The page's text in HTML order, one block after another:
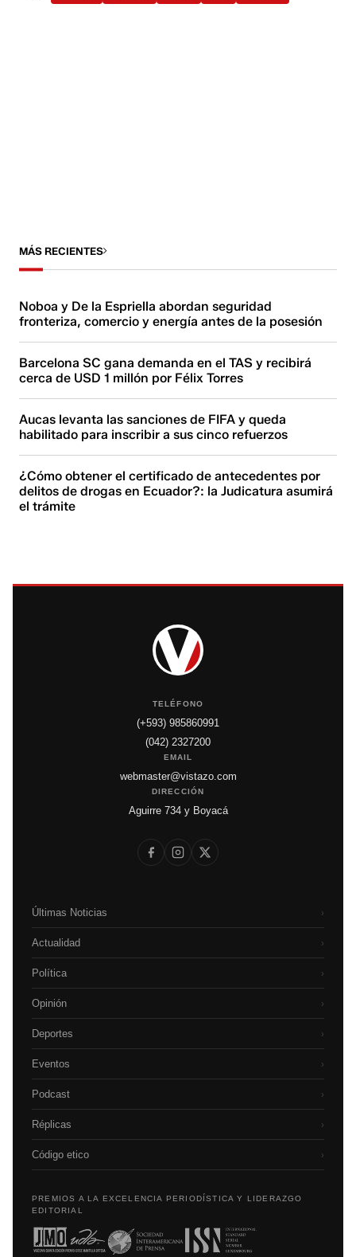
MÁS RECIENTES
Noboa y De la Espriella abordan seguridad
fronteriza, comercio y energía antes de la posesión
Barcelona SC gana demanda en el TAS y recibirá
cerca de USD 1 millón por Félix Torres
Aucas levanta las sanciones de FIFA y queda
habilitado para inscribir a sus cinco refuerzos
¿Cómo obtener el certificado de antecedentes por
delitos de drogas en Ecuador?: la Judicatura asumirá
el trámite
TELÉFONO
(+593) 985860991
(042) 2327200
EMAIL
webmaster@vistazo.com
DIRECCIÓN
Aguirre 734 y Boyacá
Últimas Noticias ›
Actualidad ›
Política ›
Opinión ›
Deportes ›
Eventos ›
Podcast ›
Réplicas ›
Código etico ›
PREMIOS A LA EXCELENCIA PERIODÍSTICA Y LIDERAZGO
EDITORIAL